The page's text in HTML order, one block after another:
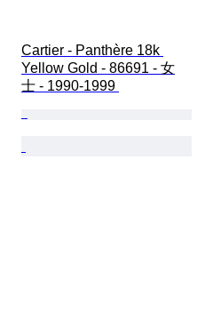
Cartier - Panthère 18k
Yellow Gold - 86691 - 女
士 - 1990-1999